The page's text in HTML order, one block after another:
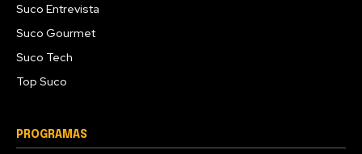
Suco Entrevista
Suco Gourmet
Suco Tech
Top Suco
PROGRAMAS